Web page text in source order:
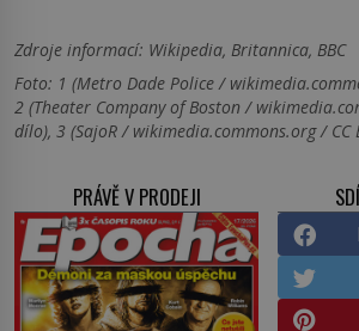
Zdroje informací: Wikipedia, Britannica, BBC
Foto: 1 (Metro Dade Police /
2 (Theater Company of Boston /
dílo), 3 (SajoR / wikimedia.commons.org / CC
PRÁVĚ V PRODEJI